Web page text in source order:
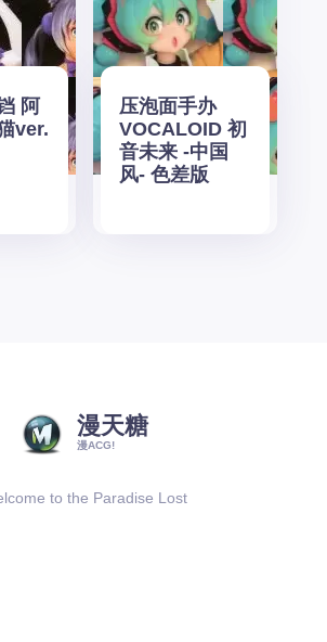
阿
ver.
压泡面手办
VOCALOID 初
音未来 -中国
风- 色差版
漫天糖
漫ACG!
to the Paradise Lost